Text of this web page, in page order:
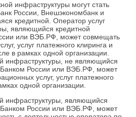
инфраструктуры могут стать
России, Внешэкономбанк и
кредитной. Оператор услуг
являющийся кредитной
или ВЭБ.РФ, может совмещать
услуг платежного клиринга и
в рамках одной организации.
инфраструктуры, не являющийся
Банком России или ВЭБ.РФ, может
услуг, услуг платежного
одной организации.
инфраструктуры, являющийся
Банком России или ВЭБ.РФ, может